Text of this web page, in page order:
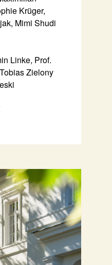
Krüger,
Mimi Shudi
Linke, Prof.
Zielony